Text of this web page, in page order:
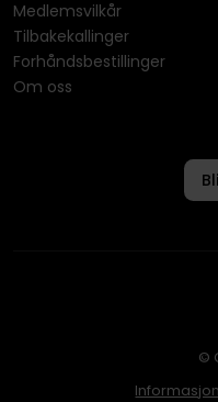
Medlemsvilkår
Tilbakekallinger
Forhåndsbestillinger
Om oss
©